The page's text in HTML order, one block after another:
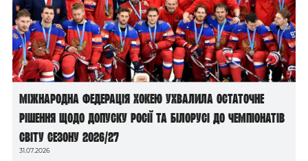
Міжнародна федерація хокею ухвалила остаточне
рішення щодо допуску росії та білорусі до чемпіонатів
світу сезону 2026/27
31.07.2026